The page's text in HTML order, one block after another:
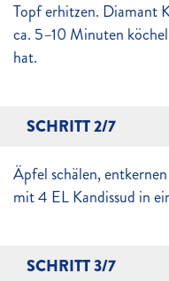
Topf erhitzen. Diamant
ca. 5–10 Minuten
hat.
SCHRITT 2/7
Äpfel schälen,
mit 4 EL Kandissud in
SCHRITT 3/7